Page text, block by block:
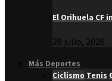
El Orihuela CF
28 julio, 2026
Más Deportes
Ciclismo Tenis